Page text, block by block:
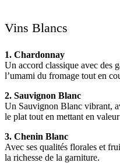
Vins Blancs
1. Chardonnay
Un accord classique avec des
l’umami du fromage tout en
2. Sauvignon Blanc
Un Sauvignon Blanc vibrant,
le plat tout en mettant en
3. Chenin Blanc
Avec ses qualités florales et
la richesse de la garniture.